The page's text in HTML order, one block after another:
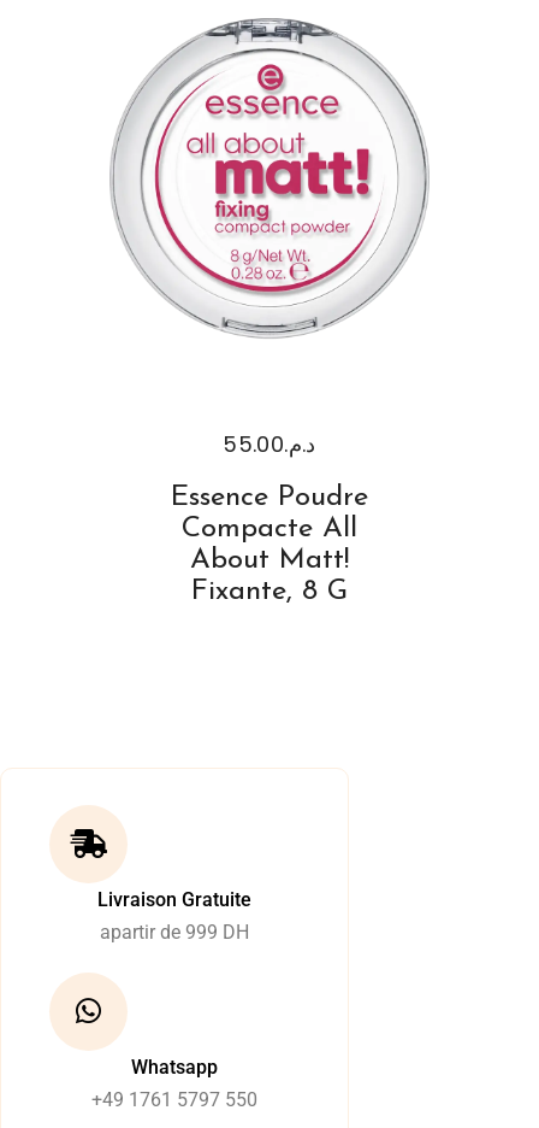
د.م.55.00
Essence Poudre
Compacte All
About Matt!
Fixante, 8 G
Livraison Gratuite
apartir de 999 DH
Whatsapp
+49 1761 5797 550